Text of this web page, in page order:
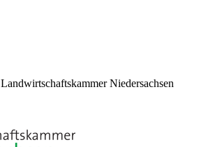
Niedersachsen